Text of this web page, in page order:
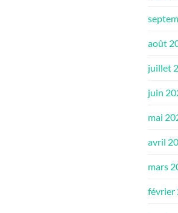
août
juillet
juin
mai
avril
mars
février